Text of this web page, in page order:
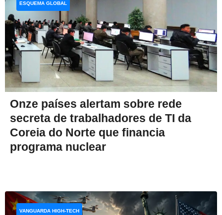
Onze países alertam sobre rede
secreta de trabalhadores de TI da
Coreia do Norte que financia
programa nuclear
ESQUEMA GLOBAL
VANGUARDA HIGH-TECH